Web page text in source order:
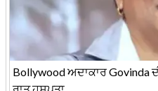
Bollywood ਅਦਾਕਾਰ Govinda